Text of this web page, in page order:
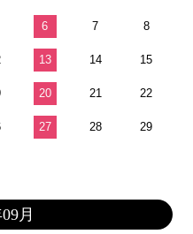
6 7 8
13 14 15
20 21 22
27 28 29
月